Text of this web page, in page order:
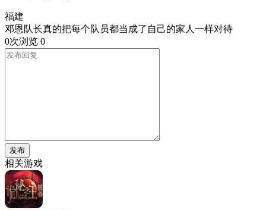
福建
邓恩队长真的把每个队员都当成了自己的家人一样对待
0次浏览 0
发布
相关游戏